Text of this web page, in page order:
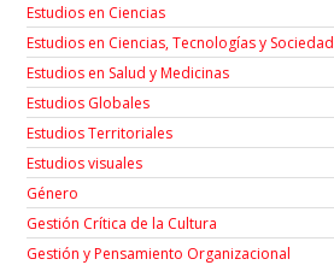
Estudios en Ciencias
Estudios en Ciencias, Tecnologías y Sociedad
Estudios en Salud y Medicinas
Estudios Globales
Estudios Territoriales
Estudios visuales
Género
Gestión Crítica de la Cultura
Gestión y Pensamiento Organizacional